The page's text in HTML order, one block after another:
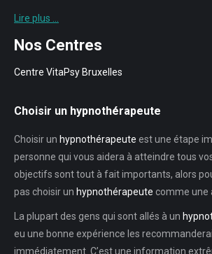
Lire plus …
Nos Centres
Centre VitaPsy Bruxelles
Choisir un hypnothérapeute
Choisir un hypnothérapeute est une étape
personne qui vous aidera à atteindre tous
objectifs sont tout à fait importants, alors
pas choisir un hypnothérapeute comme une
La plupart des gens qui sont allés à un
eu une bonne expérience les
immédiatement. C’est une information